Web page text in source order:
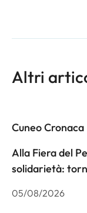
Altri
Cuneo Cronaca
Alla Fiera del
solidarietà:
05/08/2026